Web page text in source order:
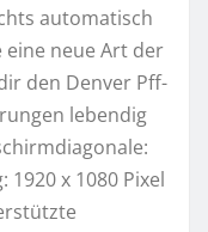
automatisch
eine neue Art der
den Denver Pff-
lebendig
1920 x 1080 Pixel